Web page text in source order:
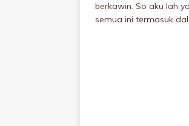
berkawin. So aku lah
semua ini termasuk